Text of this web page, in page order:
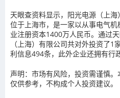
天眼查资料显示，阳光电源（上海
位于上海市，是一家以从事电气
业注册资本1400万人民币。通过
（上海）有限公司共对外投资了
利信息494条，此外企业还拥有行
声明：市场有风险，投资需谨慎。
仅供参考，不构成个人投资建议。